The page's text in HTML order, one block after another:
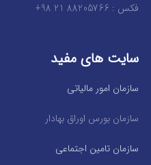
فکس : 88205766 21 98+
سایت های مفید
سازمان امور مالیاتی
سازمان بورس اوراق بهادار
سازمان تامین اجتماعی